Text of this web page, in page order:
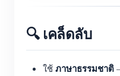
🔍 เคล็ดลับ
ใช้ ภาษาธรรมชาติ